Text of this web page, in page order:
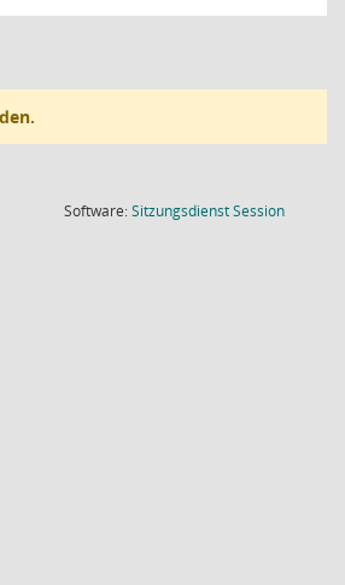
Software:SitzungsdienstSession(Wird in